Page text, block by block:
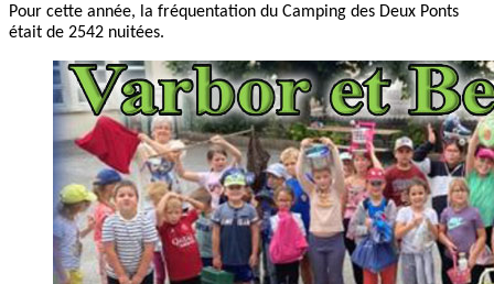
Pour cette année, la fréquentation du Camping des Deux Ponts
était de 2542 nuitées.